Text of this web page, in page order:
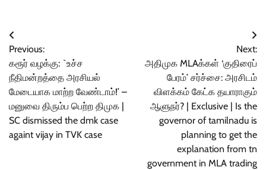
Post
navigation
Previous:
கரூர் வழக்கு: `உச்ச
நீதிமன்றத்தை அரசியல்
மேடையாக மாற்ற வேண்டாம்!’ –
மனுவை திரும்ப பெற்ற திமுக |
SC dismissed the dmk case
againt vijay in TVK case
Next:
அதிமுக MLAக்கள் ‘குதிரைப்
பேரம்’ சர்ச்சை: அரசிடம்
விளக்கம் கேட்க தயாராகும்
ஆளுநர்? | Exclusive | Is the
governor of tamilnadu is
planning to get the
explanation from tn
government in MLA trading